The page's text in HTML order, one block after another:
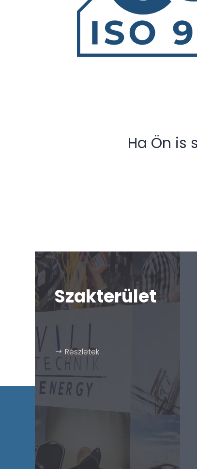
Ha Ön is
Szakterület
Részletek